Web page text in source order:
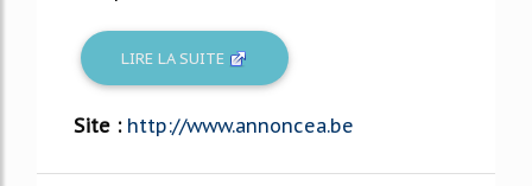
LIRE LA SUITE
Site : http://www.annoncea.be